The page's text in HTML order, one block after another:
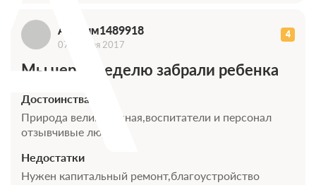
Аноним1489918 4
07 ноября 2017
Мы через неделю забрали ребенка
Достоинства
Природа великолепная,воспитатели и персонал
отзывчивые люди.
Недостатки
Нужен капитальный ремонт,благоустройство